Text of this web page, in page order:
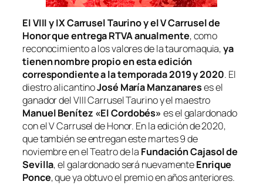
El VIII y IX Carrusel Taurino y el V Carrusel de
Honor que entrega RTVA anualmente, como
reconocimiento a los valores de la tauromaquia,ya
tienen nombre propio en esta edición
correspondiente a la temporada 2019 y 2020. El
diestro alicantinoJosé María Manzanareses el
ganador del VIII Carrusel Taurino y el maestro
Manuel Benítez «El Cordobés» es el galardonado
con el V Carrusel de Honor. En la edición de 2020,
que también se entregan este martes 9 de
noviembre en el Teatro de la Fundación Cajasol de
Sevilla, el galardonado será nuevamenteEnrique
Ponce, que ya obtuvo el premio en años anteriores.